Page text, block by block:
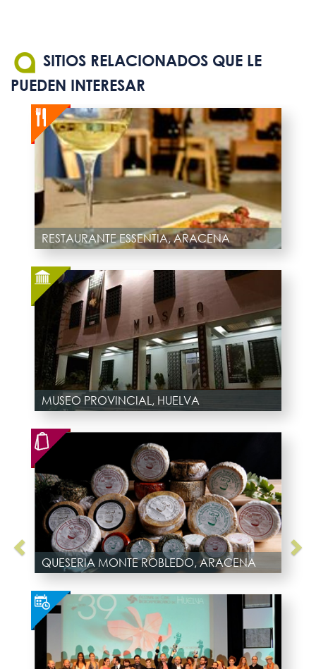
SITIOS RELACIONADOS QUE LE
PUEDEN INTERESAR
RESTAURANTE ESSENTIA, ARACENA
MUSEO PROVINCIAL, HUELVA
QUESERIA MONTE ROBLEDO, ARACENA